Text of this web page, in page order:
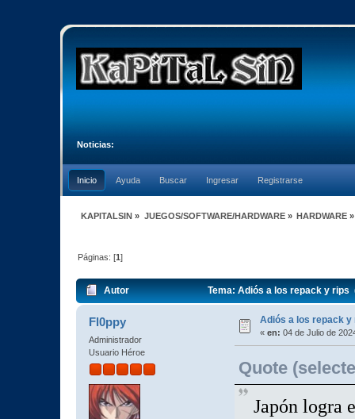
Noticias:
Inicio Ayuda Buscar Ingresar Registrarse
KAPITALSIN » JUEGOS/SOFTWARE/HARDWARE» HARDWARE»
Páginas: [1]
Autor Tema: Adiós a los repack y rips
Fl0ppy
Administrador
Usuario Héroe
Adiós a los repack y
« en: 04 de Julio de
Quote
Japón logra